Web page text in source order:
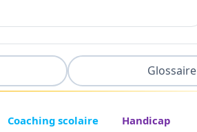
Glossaire
Coaching scolaire Handicap